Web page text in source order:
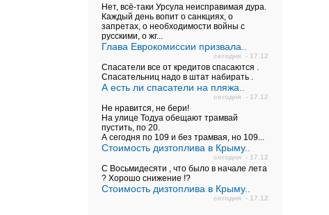
Нет, всё-таки Урсула неисправимая дура.
Каждый день вопит о санкциях, о
запретах, о необходимости войны с
русскими, о жг...
Глава Еврокомиссии призвала..
сегодня - 17.12
Спасатели все от кредитов спасаются .
Спасательниц надо в штат набирать .
А есть ли спасатели на пляжа..
сегодня - 17.12
Не нравится, не бери!
На улице Тодуа обещают трамвай
пустить, по 20.
А сегодня по 109 и без трамвая, но 109...
Стоимость дизтоплива в Крыму..
сегодня - 17.12
С Восьмидесяти , что было в начале лета
? Хорошо снижение !?
Стоимость дизтоплива в Крыму..
сегодня - 17.12